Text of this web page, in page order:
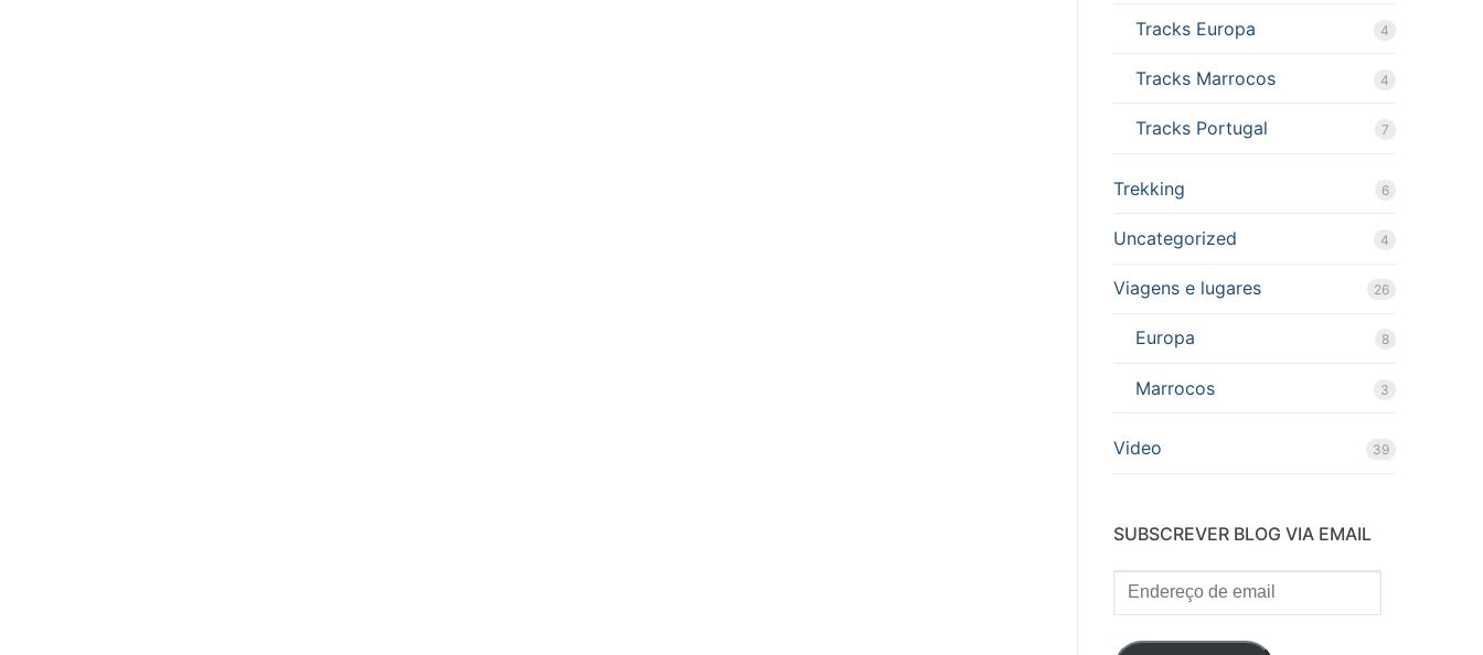
Tracks Europa 4
Tracks Marrocos 4
Tracks Portugal 7
Trekking 6
Uncategorized 4
Viagens e lugares 26
Europa 8
Marrocos 3
Video 39
SUBSCREVER BLOG VIA EMAIL
Endereço
de
email